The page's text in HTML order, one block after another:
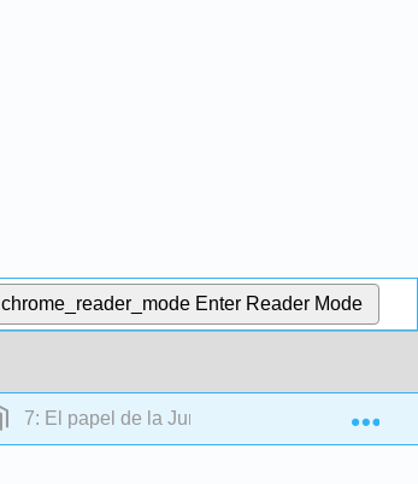
chrome_reader_mode Enter Reader Mode
7: El papel de la Junta Directiva en el